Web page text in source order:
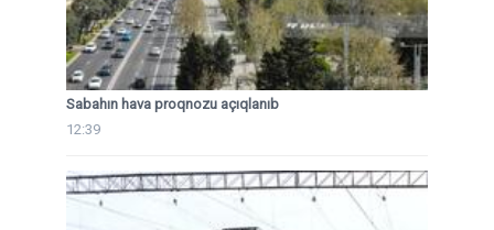
Sabahın hava proqnozu açıqlanıb
12:39